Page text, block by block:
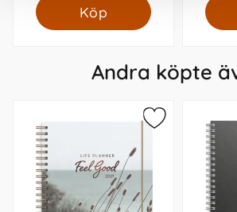
Köp
Andra köpte